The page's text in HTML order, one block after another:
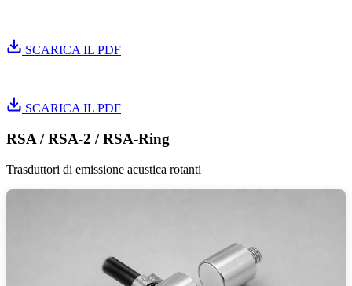
SCARICA IL PDF
SCARICA IL PDF
RSA / RSA-2 / RSA-Ring
Trasduttori di emissione acustica rotanti